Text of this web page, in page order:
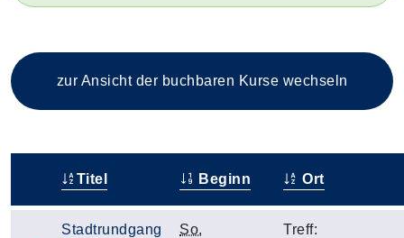
zur Ansicht der buchbaren Kurse wechseln
Titel Beginn Ort
Stadtrundgang
So.
Treff: